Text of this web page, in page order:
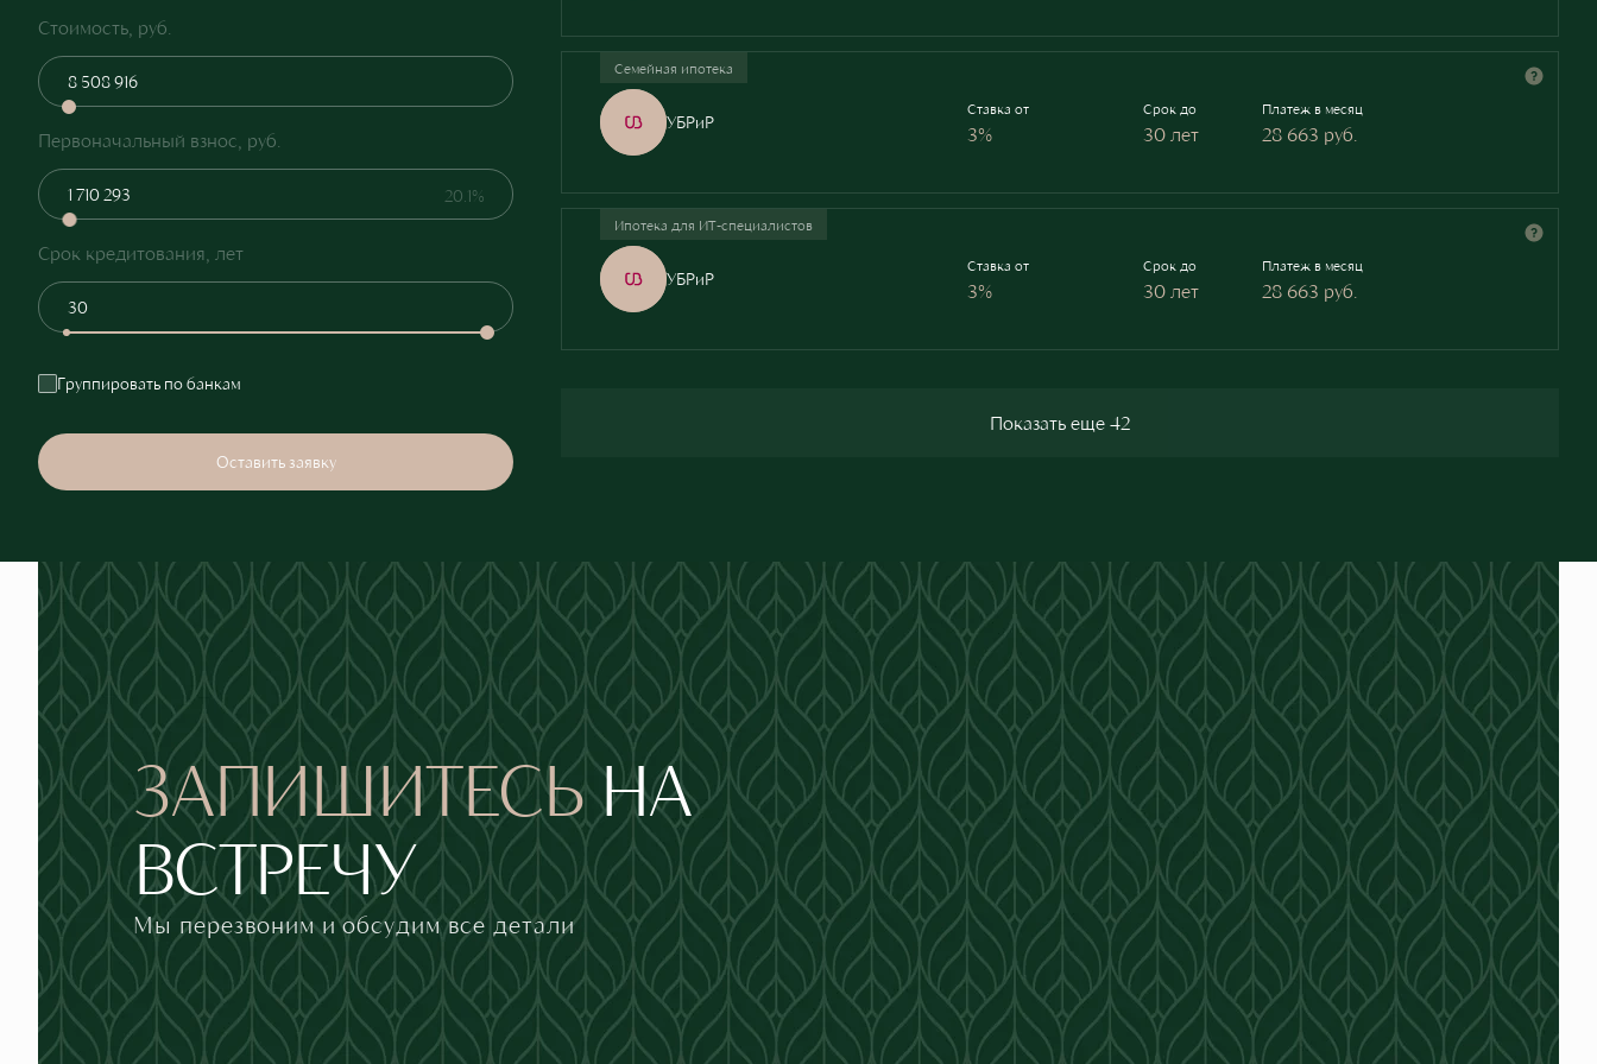
Стоимость, руб.
Первоначальный взнос, руб.
20.1%
Срок кредитования, лет
Группировать по банкам
Оставить заявку
УБРиР
Семейная ипотека
Ставка от
3%
Срок до
30 лет
Платеж в месяц
28 663 руб.
УБРиР
Ипотека для ИТ-специалистов
Ставка от
3%
Срок до
30 лет
Платеж в месяц
28 663 руб.
Показать еще 42
ЗАПИШИТЕСЬНА
ВСТРЕЧУ
Мы перезвоним и обсудим все детали
Телефон
Принимаю политику конфиденциальности и даю согласие на
обработку персональных данных
Ошибка при отправке!
Форма появится через3 сек